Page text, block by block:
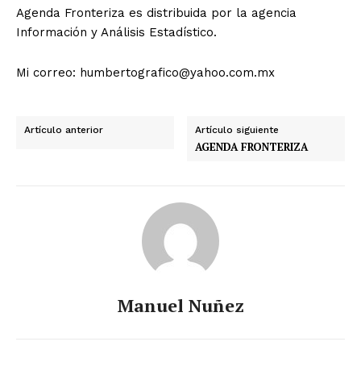
Agenda Fronteriza es distribuida por la agencia
Información y Análisis Estadístico.
Mi correo: humbertografico@yahoo.com.mx
Artículo anterior Artículo siguiente
AGENDA FRONTERIZA
Manuel Nuñez